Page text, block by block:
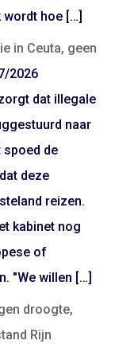
hoe […]
in Ceuta, geen
2026
dat illegale
naar
spoed de
deze
reizen.
kabinet nog
of
"We willen […]
droogte,
Rijn